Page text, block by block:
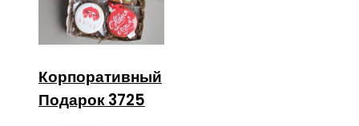
Корпоративный
Подарок 3725